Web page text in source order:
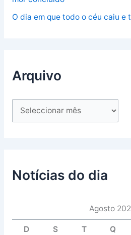
O dia em que todo o céu caiu e
Arquivo
Notícias do dia
Agosto
D S T Q